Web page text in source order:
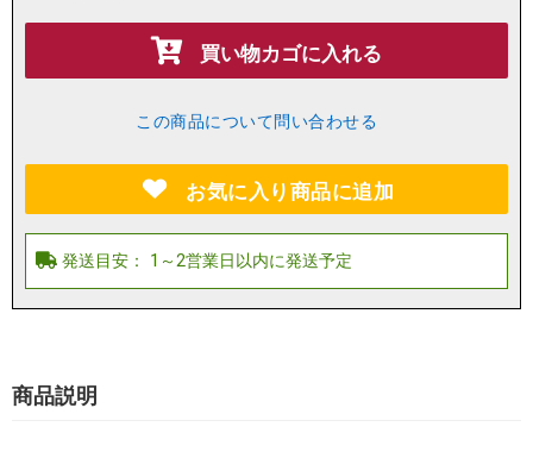
買い物カゴに入れる
この商品について問い合わせる
お気に入り商品に追加
商品説明